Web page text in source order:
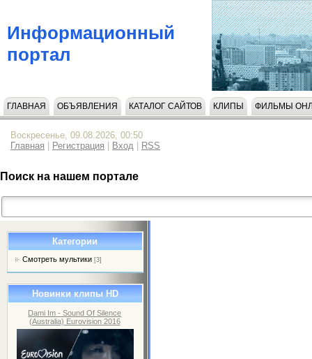
Информационный
портал
ГЛАВНАЯ ОБЪЯВЛЕНИЯ КАТАЛОГ САЙТОВ КЛИПЫ ФИЛЬМЫ
Воскресенье, 09.08.2026, 00:50
Главная
Регистрация Вход RSS
Поиск на нашем портале
Категории
Смотреть мультики [3]
Новинки клипы HD
Dami Im - Sound Of Silence
(Australia) Eurovision 2016